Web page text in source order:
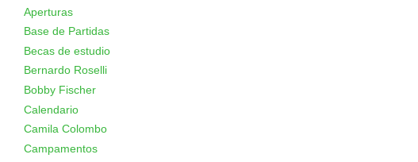
Aperturas
Base de Partidas
Becas de estudio
Bernardo Roselli
Bobby Fischer
Calendario
Camila Colombo
Campamentos